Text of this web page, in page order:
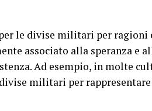
le divise militari per
associato alla speranza e
Ad esempio, in molte
militari per